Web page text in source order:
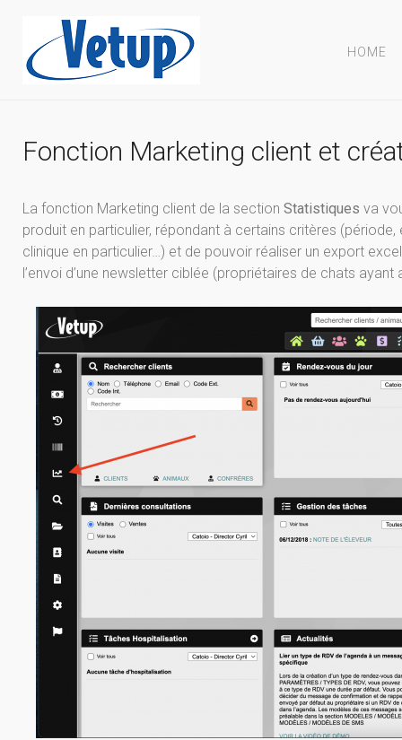
HOME
Fonction Marketing client et
La fonction Marketing client de la section Statistiques va
produit en particulier, répondant à certains critères
clinique en particulier…) et de pouvoir réaliser un export
l’envoi d’une newsletter ciblée (propriétaires de chats